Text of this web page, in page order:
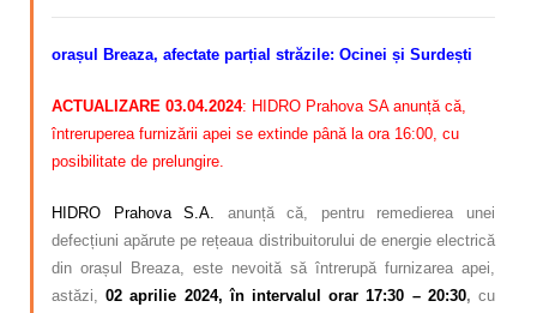
orașul Breaza, afectate parțial străzile: Ocinei și Surdești
ACTUALIZARE 03.04.2024: HIDRO Prahova SA anunță că,
întreruperea furnizării apei se extinde până la ora 16:00, cu
posibilitate de prelungire.
HIDRO Prahova S.A. anunță că, pentru remedierea unei
defecțiuni apărute pe rețeaua distribuitorului de energie electrică
din orașul Breaza, este nevoită să întrerupă furnizarea apei,
astăzi,02 aprilie 2024, în intervalul orar 17:30 – 20:30,cu